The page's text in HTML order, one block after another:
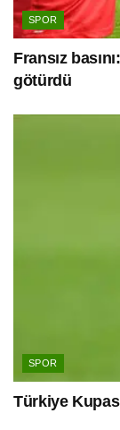
SPOR
Fransız
götürdü
SPOR
Türkiye